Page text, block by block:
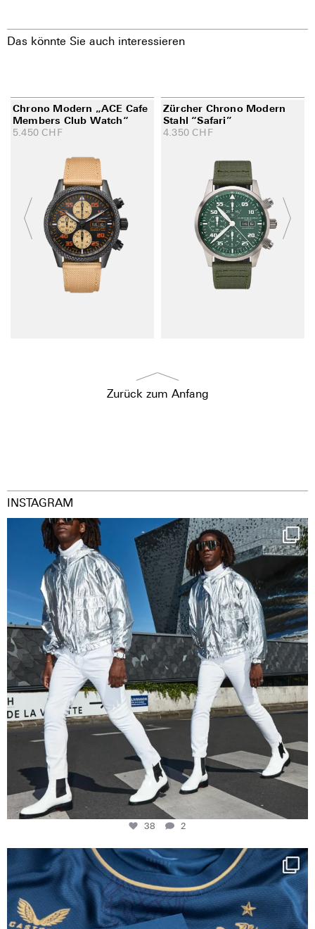
Das könnte Sie auch interessieren
Chrono Modern „ACE Cafe
Members Club Watch“
5.450 CHF
Zürcher Chrono Modern
Stahl “Safari”
4.350 CHF
Zurück zum Anfang
INSTAGRAM
Happy Streetparade everybody
Music in...
38
2
38 2
Happy Birthday FCZ
130 years filled ...
127
3